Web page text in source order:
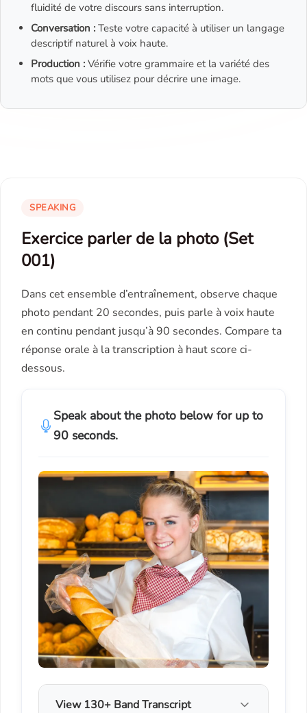
fluidité de votre discours sans interruption.
Conversation : Teste votre capacité à utiliser un langage
descriptif naturel à voix haute.
Production : Vérifie votre grammaire et la variété des
mots que vous utilisez pour décrire une image.
SPEAKING
Exercice parler de la photo (Set
001)
Dans cet ensemble d’entraînement, observe chaque
photo pendant 20 secondes, puis parle à voix haute
en continu pendant jusqu’à 90 secondes. Compare ta
réponse orale à la transcription à haut score ci-
dessous.
Speak about the photo below for up to
90 seconds.
View 130+ Band Transcript